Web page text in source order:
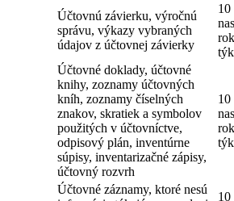
Účtovnú závierku, výročnú
správu, výkazy vybraných
údajov z účtovnej závierky
Účtovné doklady, účtovné
knihy, zoznamy účtovných
kníh, zoznamy číselných
znakov, skratiek a symbolov
použitých v účtovníctve,
odpisový plán, inventúrne
súpisy, inventarizačné zápisy,
účtovný rozvrh
Účtovné záznamy, ktoré nesú